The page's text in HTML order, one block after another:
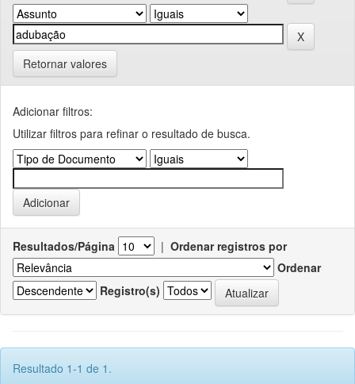
Retornar valores
Adicionar filtros:
Utilizar filtros para refinar o resultado de busca.
Resultados/Página | Ordenar registros por
Ordenar
Registro(s)
Resultado 1-1 de 1.